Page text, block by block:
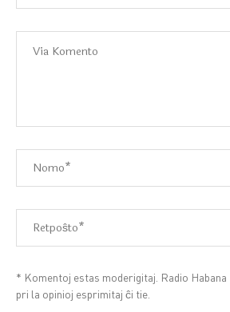
* Komentoj estas moderigitaj. Radio Habana
pri la opinioj esprimitaj ĉi tie.